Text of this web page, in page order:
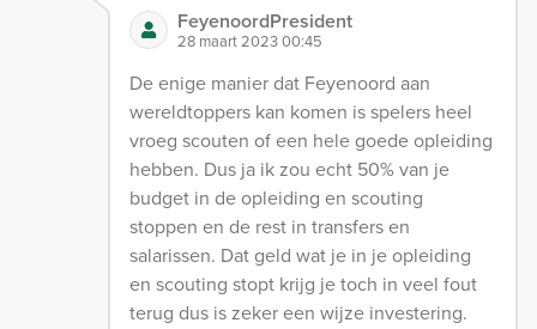
FeyenoordPresident
28 maart 2023 00:45
De enige manier dat Feyenoord aan
wereldtoppers kan komen is spelers heel
vroeg scouten of een hele goede opleiding
hebben. Dus ja ik zou echt 50% van je
budget in de opleiding en scouting
stoppen en de rest in transfers en
salarissen. Dat geld wat je in je opleiding
en scouting stopt krijg je toch in veel fout
terug dus is zeker een wijze investering.